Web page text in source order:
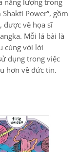
năng lượng trong
Power”, gồm
được vẽ họa sĩ
Mỗi lá bài là
cùng với lời
dụng trong việc
hơn về đức tin.